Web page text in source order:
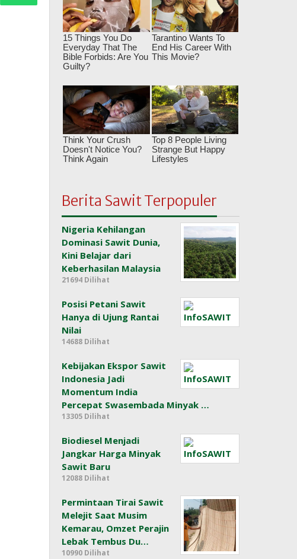
Berita Sawit Terpopuler
Nigeria Kehilangan
Dominasi Sawit Dunia,
Kini Belajar dari
Keberhasilan Malaysia
21694 Dilihat
Posisi Petani Sawit
Hanya di Ujung Rantai
Nilai
14688 Dilihat
Kebijakan Ekspor Sawit
Indonesia Jadi
Momentum India
Percepat Swasembada Minyak …
13305 Dilihat
Biodiesel Menjadi
Jangkar Harga Minyak
Sawit Baru
12088 Dilihat
Permintaan Tirai Sawit
Melejit Saat Musim
Kemarau, Omzet Perajin
Lebak Tembus Du…
10990 Dilihat